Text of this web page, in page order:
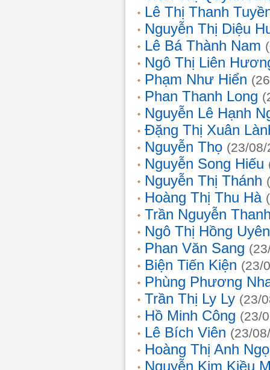
Lê Thị Thanh
Nguyễn Thị Diệu
Lê Bá Thành Nam
Ngô Thị Liên
Phạm Như Hiển
Phan Thanh Long
Nguyễn Lê Hạnh
Đặng Thị Xuân
Nguyễn Thọ (23/
Nguyễn Song Hiếu
Nguyễn Thị Thánh
Hoàng Thị Thu Hà
Trần Nguyễn
Ngô Thị Hồng Uyên
Phan Văn Sang
Biện Tiến Kiện (23/
Phùng Phương
Trần Thị Ly Ly (23/
Hồ Minh Công (23/
Lê Bích Viên (23/
Hoàng Thị Anh
Nguyễn Kim Kiều